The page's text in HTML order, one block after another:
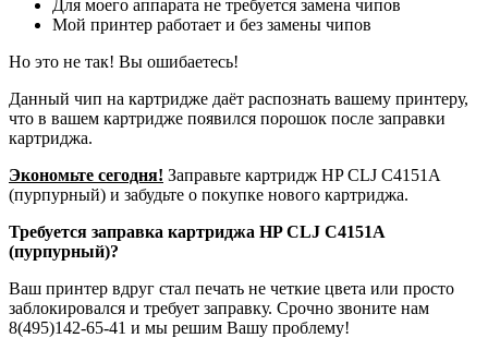
Для моего аппарата не требуется замена чипов
Мой принтер работает и без замены чипов
Но это не так! Вы ошибаетесь!
Данный чип на картридже даёт распознать вашему принтеру,
что в вашем картридже появился порошок после заправки
картриджа.
Экономьте сегодня! Заправьте картридж HP CLJ С4151A
(пурпурный) и забудьте о покупке нового картриджа.
Требуется заправка картриджа HP CLJ С4151A
(пурпурный)?
Ваш принтер вдруг стал печать не четкие цвета или просто
заблокировался и требует заправку. Срочно звоните нам
8(495)142-65-41 и мы решим Вашу проблему!